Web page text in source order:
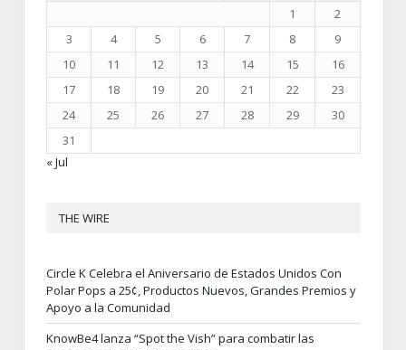
1
2
3
4 5 6 7 8
9
10
11 12 13 14 15
16
17
18 19 20 21 22
23
24
25 26 27 28 29
30
31
« Jul
THE WIRE
Circle K Celebra el Aniversario de Estados Unidos Con
Polar Pops a 25¢, Productos Nuevos, Grandes Premios y
Apoyo a la Comunidad
KnowBe4 lanza “Spot the Vish” para combatir las